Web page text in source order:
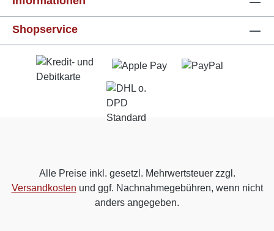
Shopservice
Alle Preise inkl. gesetzl. Mehrwertsteuer zzgl.
Versandkosten und ggf. Nachnahmegebühren, wenn nicht
anders angegeben.